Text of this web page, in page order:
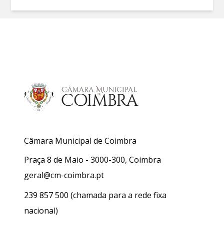
Câmara Municipal de Coimbra
Praça 8 de Maio - 3000-300, Coimbra
geral@cm-coimbra.pt
239 857 500 (chamada para a rede fixa
nacional)